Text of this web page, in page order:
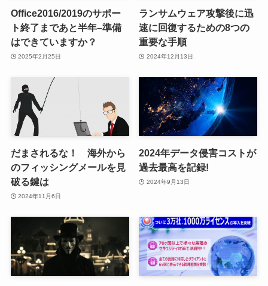
Office2016/2019のサポー
ト終了まであと半年–準備
はできていますか？
2025年2月25日
ランサムウェア攻撃後に迅
速に回復するための8つの
重要な手順
2024年12月13日
だまされるな！ 海外から
のフィッシングメールを見
破る鍵は
2024年11月6日
2024年データ侵害コストが
過去最高を記録!
2024年9月13日